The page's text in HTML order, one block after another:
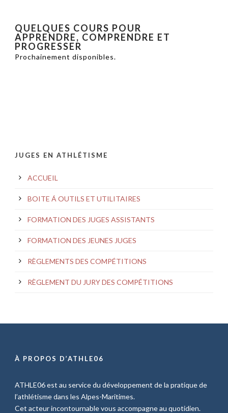
QUELQUES COURS POUR
APPRENDRE, COMPRENDRE ET
PROGRESSER
Prochainement disponibles.
JUGES EN ATHLÉTISME
ACCUEIL
BOITE Á OUTILS ET UTILITAIRES
FORMATION DES JUGES ASSISTANTS
FORMATION DES JEUNES JUGES
RÈGLEMENTS DES COMPÉTITIONS
RÈGLEMENT DU JURY DES COMPÉTITIONS
À PROPOS D’ATHLE06
ATHLE06 est au service du développement de la pratique de
l’athlétisme dans les Alpes-Maritimes.
Cet acteur incontournable vous accompagne au quotidien.